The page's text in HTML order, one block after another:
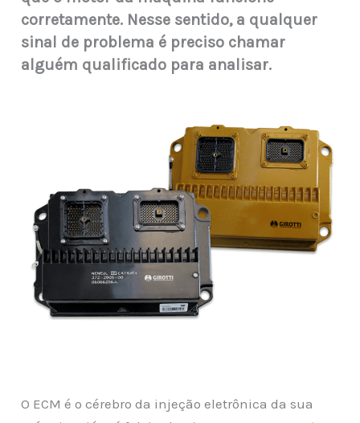
corretamente. Nesse sentido, a qualquer
sinal de problema é preciso chamar
alguém qualificado para analisar.
O ECM é o cérebro da injeção eletrônica da sua